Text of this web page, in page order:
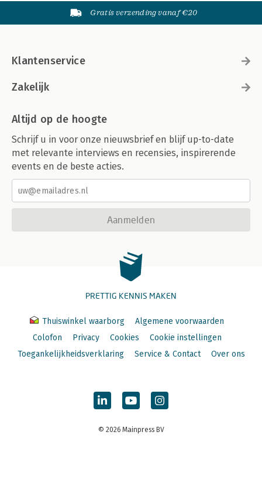
Gratis verzending vanaf €20
Klantenservice
Zakelijk
Altijd op de hoogte
Schrijf u in voor onze nieuwsbrief en blijf up-to-date
met relevante interviews en recensies, inspirerende
events en de beste acties.
Aanmelden
PRETTIG KENNIS MAKEN
Thuiswinkel waarborg
Algemene voorwaarden
Colofon
Privacy Cookies
Cookie instellingen
Toegankelijkheidsverklaring
Service & Contact Over ons
© 2026 Mainpress BV